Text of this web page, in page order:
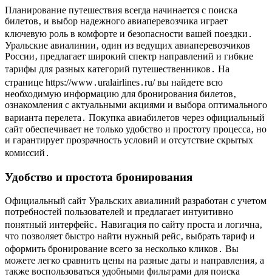
Планирование путешествия всегда начинается с поиска
билетов‚ и выбор надежного авиаперевозчика играет
ключевую роль в комфорте и безопасности вашей поездки․
Уральские авиалинии‚ один из ведущих авиаперевозчиков
России‚ предлагает широкий спектр направлений и гибкие
тарифы для разных категорий путешественников․ На
странице https://www․uralairlines․ru/ вы найдете всю
необходимую информацию для бронирования билетов‚
ознакомления с актуальными акциями и выбора оптимального
варианта перелета․ Покупка авиабилетов через официальный
сайт обеспечивает не только удобство и простоту процесса‚ но
и гарантирует прозрачность условий и отсутствие скрытых
комиссий․
Удобство и простота бронирования
Официальный сайт Уральских авиалиний разработан с учетом
потребностей пользователей и предлагает интуитивно
понятный интерфейс․ Навигация по сайту проста и логична‚
что позволяет быстро найти нужный рейс‚ выбрать тариф и
оформить бронирование всего за несколько кликов․ Вы
можете легко сравнить цены на разные даты и направления‚ а
также воспользоваться удобными фильтрами для поиска